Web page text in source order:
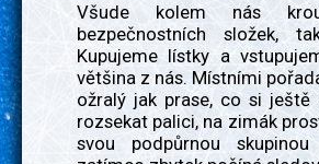
Všude kolem nás
bezpečnostních složek,
Kupujeme lístky a
většina z nás. Místními
ožralý jak prase, co si
rozsekat palici, na zimák
svou podpůrnou